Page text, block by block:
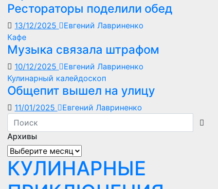
Рестораторы поделили обед
13/12/2025
Евгений Лавриненко
Кафе
Музыка связала штрафом
10/12/2025
Евгений Лавриненко
Кулинарный калейдоскоп
Общепит вышел на улицу
11/01/2025 Евгений Лавриненко
Архивы
Архивы
КУЛИНАРНЫЕ